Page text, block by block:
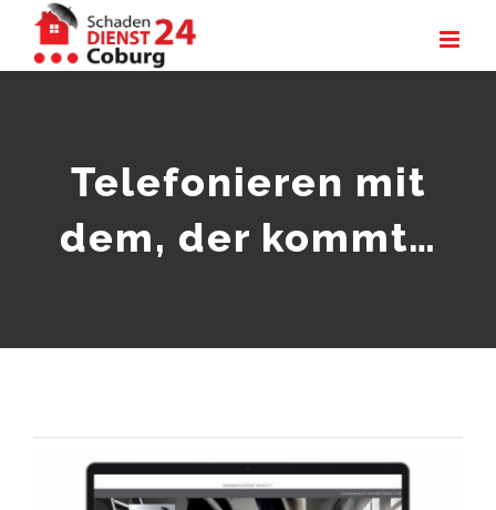
Inhalt
Telefonieren mit
dem, der kommt…